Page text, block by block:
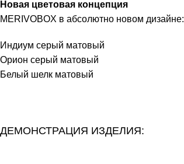
Новая цветовая концепция
MERIVOBOX в абсолютно новом дизайне:
Индиум серый матовый
Орион серый матовый
Белый шелк матовый
ДЕМОНСТРАЦИЯ ИЗДЕЛИЯ: